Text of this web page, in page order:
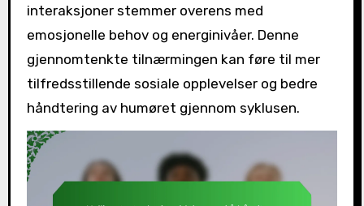
interaksjoner stemmer overens med
emosjonelle behov og energinivåer. Denne
gjennomtenkte tilnærmingen kan føre til mer
tilfredsstillende sosiale opplevelser og bedre
håndtering av humøret gjennom syklusen.